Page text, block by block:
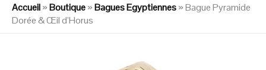
Accueil»Boutique»Bagues Egyptiennes»Bague Pyramide
Dorée & Œil d’Horus